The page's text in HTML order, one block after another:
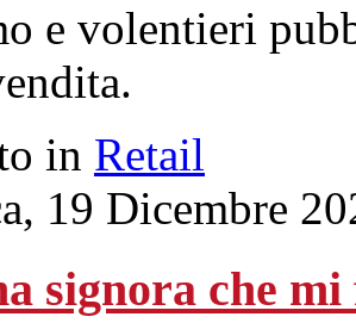
e volentieri
in Retail
19 Dicembre
signora che